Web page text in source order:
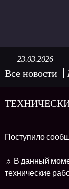
Все новости
23.03.2026
Поступило
☼ В данный
технические